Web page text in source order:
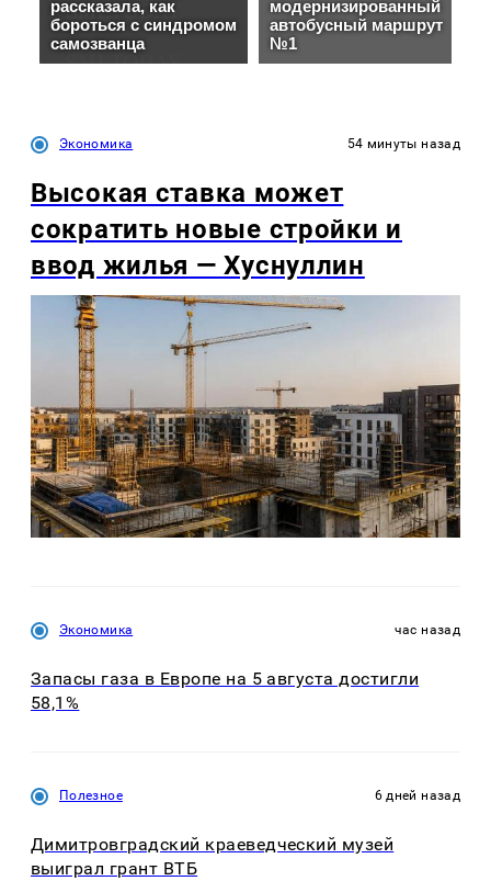
Экономика 54 минуты назад
Высокая ставка может
сократить новые стройки и
ввод жилья — Хуснуллин
Экономика час назад
Запасы газа в Европе на 5 августа достигли
58,1%
Полезное 6 дней назад
Димитровградский краеведческий музей
выиграл грант ВТБ